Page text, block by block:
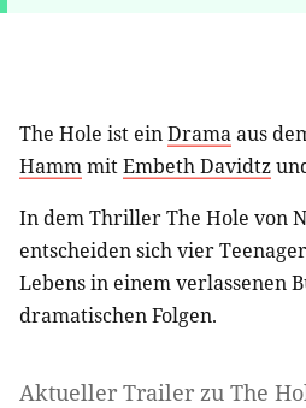
The Hole ist einDramaaus
HammmitEmbeth Davidtz
In dem Thriller The Hole von
entscheiden sich vier
Lebens in einem verlassenen
dramatischen Folgen.
Aktueller Trailer zu The